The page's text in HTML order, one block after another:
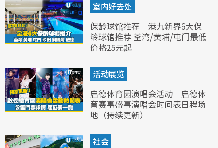
室内好去处
保龄球馆推荐︱港九新界6大保
龄球馆推荐 荃湾/黄埔/屯门最低
价格25元起
活动展览
启德体育园演唱会活动︱启德体
育赛事盛事演唱会时间表日程场
地（持续更新）
社会